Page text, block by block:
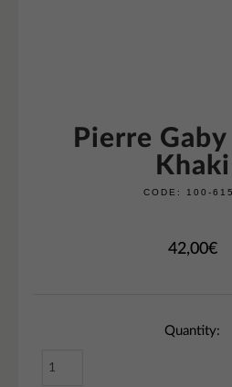
Pierre
Khaki
CODE: 100-
42,00€
Quantity: